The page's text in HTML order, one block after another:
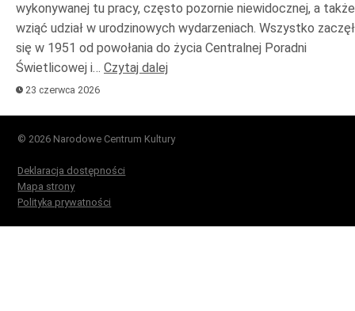
wykonywanej tu pracy, często pozornie niewidocznej, a także
wziąć udział w urodzinowych wydarzeniach. Wszystko
się w 1951 od powołania do życia Centralnej Poradni
Świetlicowej i… Czytaj dalej
23 czerwca 2026
© 2026 Narodowe Centrum Kultury
Deklaracja dostępności
Mapa strony
Polityka prywatności